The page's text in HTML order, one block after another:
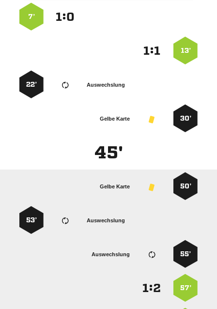
:
7’
13’
:
Auswechslung
22’
30’
Gelbe Karte
45'
50’
Gelbe Karte
Auswechslung
53’
55’
Auswechslung
57’
: